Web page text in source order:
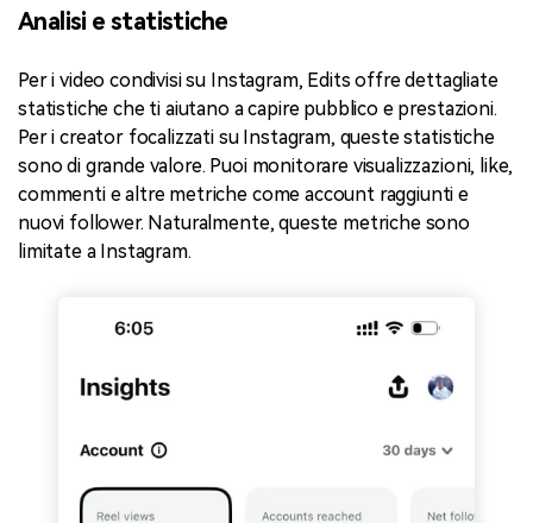
Analisi e statistiche
Per i video condivisi su Instagram, Edits offre dettagliate
statistiche che ti aiutano a capire pubblico e prestazioni.
Per i creator focalizzati su Instagram, queste statistiche
sono di grande valore. Puoi monitorare visualizzazioni, like,
commenti e altre metriche come account raggiunti e
nuovi follower. Naturalmente, queste metriche sono
limitate a Instagram.